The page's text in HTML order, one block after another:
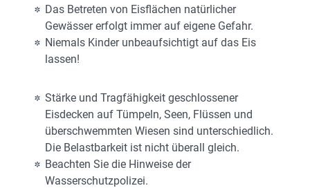
Das Betreten von Eisflächen natürlicher
Gewässer erfolgt immer auf eigene Gefahr.
Niemals Kinder unbeaufsichtigt auf das Eis
lassen!
Stärke und Tragfähigkeit geschlossener
Eisdecken auf Tümpeln, Seen, Flüssen und
überschwemmten Wiesen sind unterschiedlich.
Die Belastbarkeit ist nicht überall gleich.
Beachten Sie die Hinweise der
Wasserschutzpolizei.